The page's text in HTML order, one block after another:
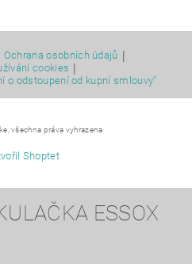
Ochrana osobních údajů
cookies
o odstoupení od kupní smlouvy"
všechna práva vyhrazena
Shoptet
ESSOX